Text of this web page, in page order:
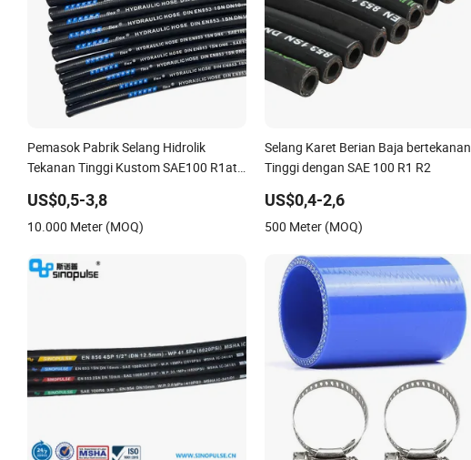
Pemasok Pabrik Selang Hidrolik
Tekanan Tinggi Kustom SAE100 R1at /
US$0,5-3,8
10.000 Meter (MOQ)
Selang Karet Berian Baja bertekanan
Tinggi dengan SAE 100 R1 R2
US$0,4-2,6
500 Meter (MOQ)